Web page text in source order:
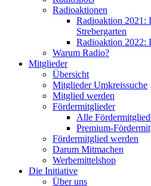
Radioaktionen
Radioaktion 2021:
Strebergarten
Radioaktion 2022:
Warum Radio?
Mitglieder
Übersicht
Mitglieder Umkreissuche
Mitglied werden
Fördermitglieder
Alle
Premium-
Fördermitglied werden
Darum Mitmachen
Werbemittelshop
Die Initiative
Über uns